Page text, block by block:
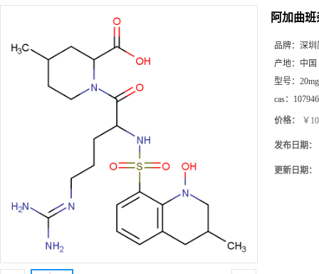
阿加曲班
品牌： 深圳
产地： 中国
型号： 20mg
cas：
价格： ￥
发布日期：
更新日期：